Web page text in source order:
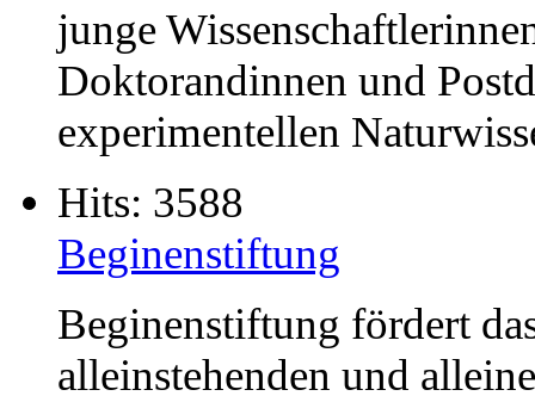
junge
Doktorandinnen und
experimentellen
Hits: 3588
Beginenstiftung
Beginenstiftung fördert
alleinstehenden und